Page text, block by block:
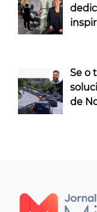
Se o
de